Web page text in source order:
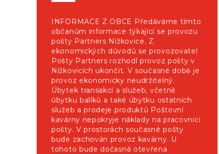
INFORMACE Z OBCE Předáváme tímto
občanům informace týkající se provozu
pošty Partners Nížkovice. Z
ekonomických důvodů se provozovatel
Pošty Partners rozhodl provoz pošty v
Nížkovicích ukončit. V současné době je
provoz ekonomicky neudržitelný.
Úbytek transakcí a služeb, včetně
úbytku balíků a také úbytku ostatních
služeb a prodeje produktů Poštovní
kavárny nepokryje náklady na pracovnici
pošty. V prostorách současné pošty
bude zachován provoz kavárny. U
tohoto bude dočasně otevřena